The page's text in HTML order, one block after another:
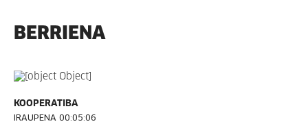
BERRIENA
KOOPERATIBA
IRAUPENA 00:05:06